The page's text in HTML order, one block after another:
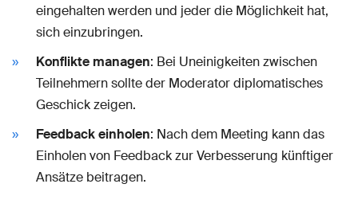
eingehalten werden und jeder die Möglichkeit hat,
sich einzubringen.
Konflikte managen: Bei Uneinigkeiten zwischen
Teilnehmern sollte der Moderator diplomatisches
Geschick zeigen.
Feedback einholen: Nach dem Meeting kann das
Einholen von Feedback zur Verbesserung künftiger
Ansätze beitragen.